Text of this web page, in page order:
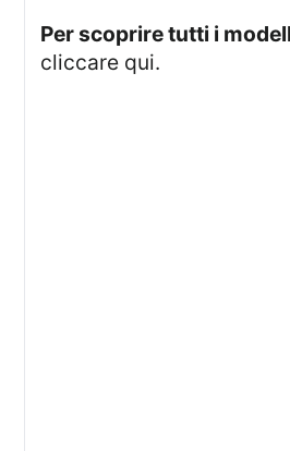
Per scoprire tutti i
cliccare qui.